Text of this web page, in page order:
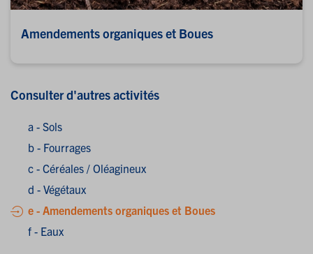
Amendements organiques et Boues
Consulter d'autres activités
a - Sols
b - Fourrages
c - Céréales / Oléagineux
d - Végétaux
e - Amendements organiques et Boues
f - Eaux